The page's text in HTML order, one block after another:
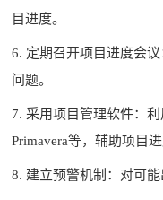
目进度。
6. 定期召开项目进度会
问题。
7. 采用项目管理软件：利
Primavera等，辅助项目进
8. 建立预警机制：对可